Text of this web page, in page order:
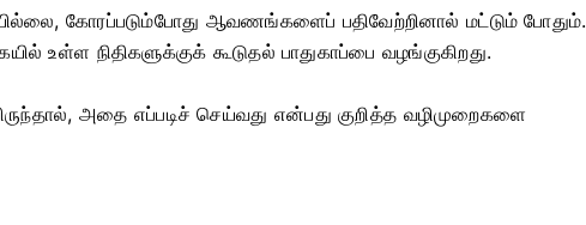
கோரப்படும்போது ஆவணங்களைப் பதிவேற்றினால் மட்டும் போதும்.
உள்ள நிதிகளுக்குக் கூடுதல் பாதுகாப்பை வழங்குகிறது.
அதை எப்படிச் செய்வது என்பது குறித்த வழிமுறைகளை